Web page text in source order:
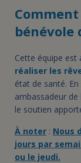
bénévole
Cette équipe
réaliser les
état de santé.
ambassadeur
le soutien
À noter : Nous
jours par
ou le jeudi.